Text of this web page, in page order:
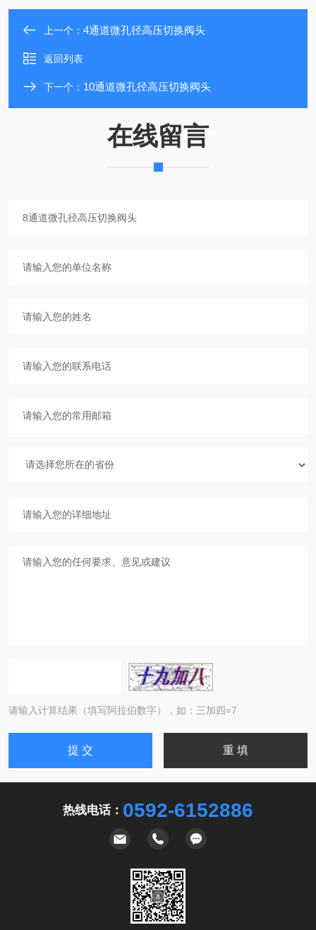
上一个： 4通道微孔径高压切换阀头
返回列表
下一个： 10通道微孔径高压切换阀头
在线留言
请输入计算结果（填写阿拉伯数字），如：三加四=7
热线电话： 0592-6152886